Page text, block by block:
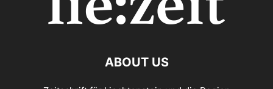
ABOUT US